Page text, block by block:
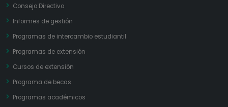
Consejo Directivo
Informes de gestión
Programas de intercambio estudiantil
Programas de extensión
Cursos de extensión
Programa de becas
Programas académicos